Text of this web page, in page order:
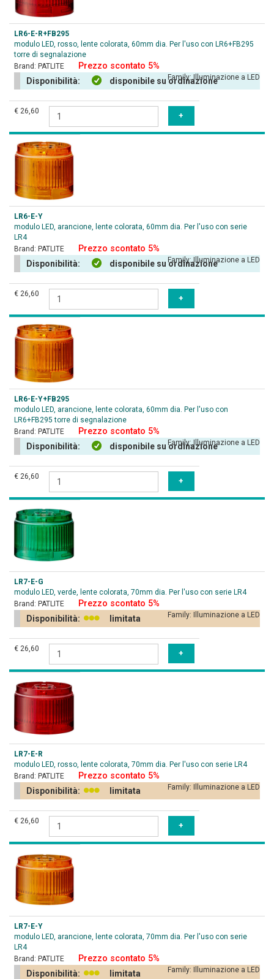
LR6-E-R+FB295
modulo LED, rosso, lente colorata, 60mm dia. Per l'uso con LR6+FB295
torre di segnalazione
Brand: PATLITE Prezzo scontato 5%
Family:Illuminazione a LED
Disponibilità: disponibile su ordinazione
€ 26,60
LR6-E-Y
modulo LED, arancione, lente colorata, 60mm dia. Per l'uso con serie
LR4
Brand: PATLITE Prezzo scontato 5%
Family:Illuminazione a LED
Disponibilità: disponibile su ordinazione
€ 26,60
LR6-E-Y+FB295
modulo LED, arancione, lente colorata, 60mm dia. Per l'uso con
LR6+FB295 torre di segnalazione
Brand: PATLITE Prezzo scontato 5%
Family:Illuminazione a LED
Disponibilità: disponibile su ordinazione
€ 26,60
LR7-E-G
modulo LED, verde, lente colorata, 70mm dia. Per l'uso con serie LR4
Brand: PATLITE Prezzo scontato 5%
Family: Illuminazione a LED
Disponibilità: limitata
€ 26,60
LR7-E-R
modulo LED, rosso, lente colorata, 70mm dia. Per l'uso con serie LR4
Brand: PATLITE Prezzo scontato 5%
Family: Illuminazione a LED
Disponibilità: limitata
€ 26,60
LR7-E-Y
modulo LED, arancione, lente colorata, 70mm dia. Per l'uso con serie
LR4
Brand: PATLITE Prezzo scontato 5%
Family: Illuminazione a LED
Disponibilità: limitata